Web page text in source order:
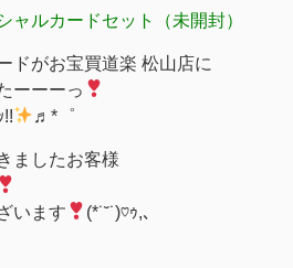
ャルカードセット（未開封）
ドがお宝買道楽 松山店に
ーーーっ
♬*゜
ましたお客様
います
(*˙˘˙)♡ｩ,､